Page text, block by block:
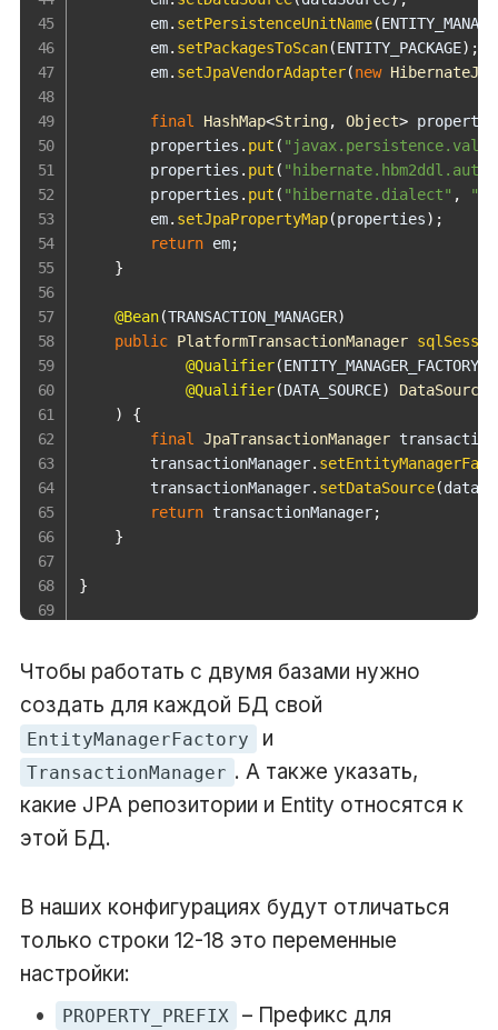
        em
. setPersistenceUnitName(
        em
. setPackagesToScan(ENTITY_PACKAGE) ;
        em
. setJpaVendorAdapter(new
final HashMap<String, Object>
        properties
. put (
        properties
. put ( "hibernate.hbm2ddl.auto"
        properties
. put ( "hibernate.dialect" ,
        em
. setJpaPropertyMap(properties) ;
return em;
}
@Bean(TRANSACTION_MANAGER)
public PlatformTransactionManager
@Qualifier(ENTITY_MANAGER_FACTORY
@Qualifier(DATA_SOURCE) DataSource
)
{
final JpaTransactionManager
        transactionManager
.
        transactionManager
. setDataSource(
return transactionManager;
}
}
Чтобы работать с двумя базами нужно
создать для каждой БД свой
EntityManagerFactory и
TransactionManager . А также указать,
какие JPA репозитории и Entity относятся к
этой БД.
В наших конфигурациях будут отличаться
только строки 12-18 это переменные
настройки:
PROPERTY_PREFIX
– Префикс для